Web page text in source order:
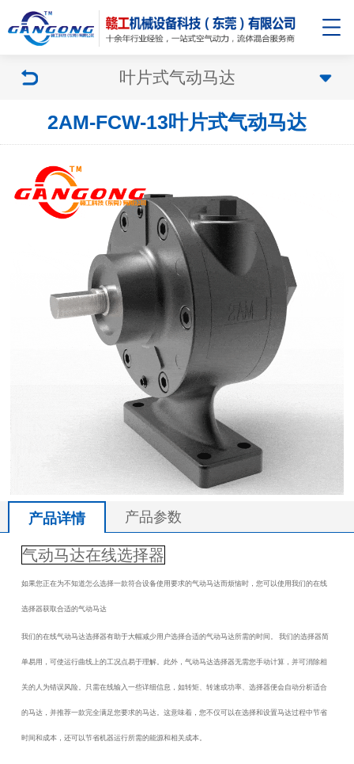
叶片式气动马达
2AM-FCW-13叶片式气动马达
产品详情 产品参数
气动马达在线选择器
如果您正在为不知道怎么选择一款符合设备使用要求的气动马达而烦恼时，您可以使用我们的在线
选择器获取合适的气动马达
我们的在线气动马达选择器有助于大幅减少用户选择合适的气动马达所需的时间。 我们的选择器简
单易用，可使运行曲线上的工况点易于理解。此外， 气动马达选择器无需您手动计算，并可消除相
关的人为错误风险。只需在线输入一些详细信息，如转矩、转速或功率、选择器便会自动分析适合
的马达，并推荐一款完全满足您要求的马达。这意味着，您不仅可以在选择和设置马达过程中节省
时间和成本，还可以节省机器运行所需的能源和相关成本。